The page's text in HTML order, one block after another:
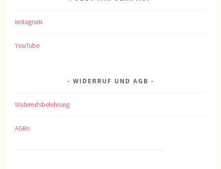
Instagram
YouTube
WIDERRUF UND AGB
Widerrufsbelehrung
AGBs